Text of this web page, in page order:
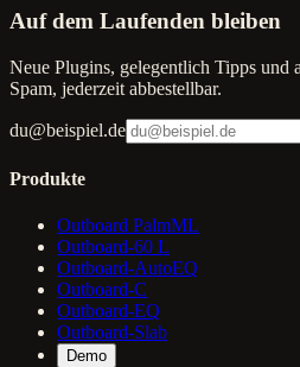
Auf dem Laufenden bleiben
Neue Plugins, gelegentlich Tipps und
Spam, jederzeit abbestellbar.
du@beispiel.de
Produkte
Outboard PalmML
Outboard-60 L
Outboard-AutoEQ
Outboard-C
Outboard-EQ
Outboard-Slab
Demo